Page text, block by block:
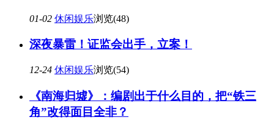
01-02 休闲娱乐浏览(48)
深夜暴雷！证监会出手，立案！
12-24 休闲娱乐浏览(54)
《南海归墟》：编剧出于什么目的，把“铁三
角”改得面目全非？